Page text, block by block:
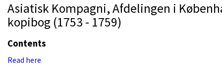
Asiatisk Kompagni, Afdelingen i
kopibog (1753 - 1759)
Contents
Read here